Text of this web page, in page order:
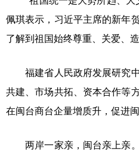
佩琪表示，习近平主席的新年
了解到祖国始终尊重、关爱、
福建省人民政府发展研究中
共建、市场共拓、资本合作等
在闽台商台企量增质升，促进
两岸一家亲，闽台亲上亲。